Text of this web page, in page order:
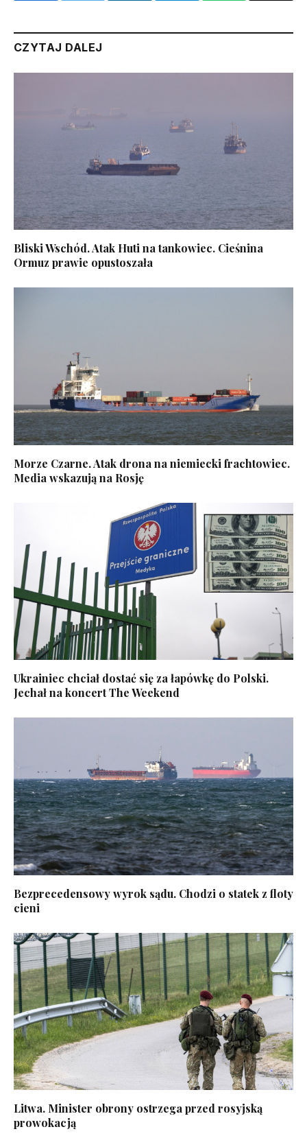
CZYTAJ DALEJ
Bliski Wschód. Atak Huti na tankowiec. Cieśnina
Ormuz prawie opustoszała
Morze Czarne. Atak drona na niemiecki frachtowiec.
Media wskazują na Rosję
Ukrainiec chciał dostać się za łapówkę do Polski.
Jechał na koncert The Weekend
Bezprecedensowy wyrok sądu. Chodzi o statek z floty
cieni
Litwa. Minister obrony ostrzega przed rosyjską
prowokacją